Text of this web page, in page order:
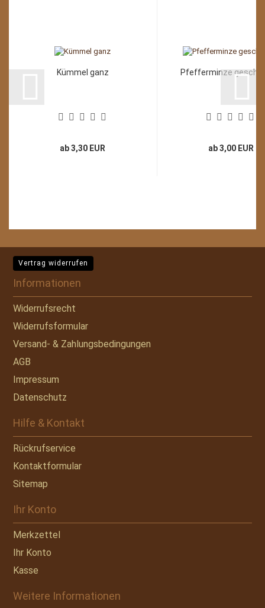
Kümmel ganz
ab 3,30 EUR
Pfefferminze
ab 3,00 EUR
Vertrag widerrufen
Informationen
Widerrufsrecht
Widerrufsformular
Versand- & Zahlungsbedingungen
AGB
Impressum
Datenschutz
Hilfe & Kontakt
Rückrufservice
Kontaktformular
Sitemap
Ihr Konto
Merkzettel
Ihr Konto
Kasse
Weitere Informationen